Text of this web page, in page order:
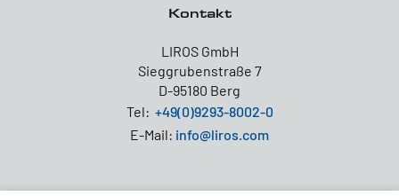
Kontakt
LIROS GmbH
Sieggrubenstraße 7
D-95180 Berg
Tel: +49(0)9293-8002-0
E-Mail: info@liros.com